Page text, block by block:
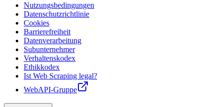
Nutzungsbedingungen
Datenschutzrichtlinie
Cookies
Barrierefreiheit
Datenverarbeitung
Subunternehmer
Verhaltenskodex
Ethikkodex
Ist Web Scraping legal?
WebAPI-Gruppe